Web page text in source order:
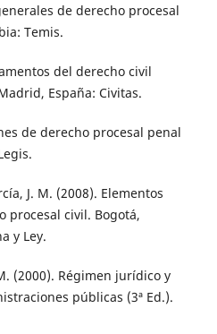
de derecho procesal
Temis.
del derecho civil
España: Civitas.
de derecho procesal penal
J. M. (2008). Elementos
procesal civil. Bogotá,
y Ley.
(2000). Régimen jurídico y
públicas (3ª Ed.).